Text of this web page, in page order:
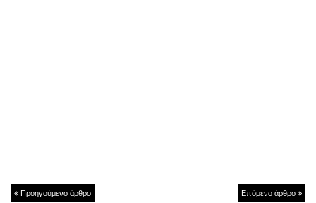
Προηγούμενο άρθρο Επόμενο άρθρο